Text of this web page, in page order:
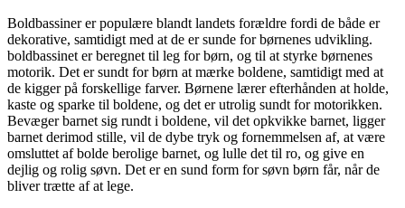
Boldbassiner er populære blandt landets forældre fordi de både er
dekorative, samtidigt med at de er sunde for børnenes udvikling.
boldbassinet er beregnet til leg for børn, og til at styrke børnenes
motorik. Det er sundt for børn at mærke boldene, samtidigt med at
de kigger på forskellige farver. Børnene lærer efterhånden at holde,
kaste og sparke til boldene, og det er utrolig sundt for motorikken.
Bevæger barnet sig rundt i boldene, vil det opkvikke barnet, ligger
barnet derimod stille, vil de dybe tryk og fornemmelsen af, at være
omsluttet af bolde berolige barnet, og lulle det til ro, og give en
dejlig og rolig søvn. Det er en sund form for søvn børn får, når de
bliver trætte af at lege.